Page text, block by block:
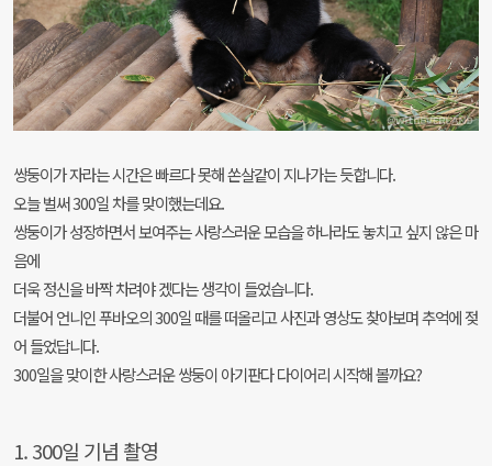
쌍둥이가 자라는 시간은 빠르다 못해 쏜살같이 지나가는 듯합니다.
오늘 벌써 300일 차를 맞이했는데요.
쌍둥이가 성장하면서 보여주는 사랑스러운 모습을 하나라도 놓치고 싶지 않은 마
음에
더욱 정신을 바짝 차려야 겠다는 생각이 들었습니다.
더불어 언니인 푸바오의 300일 때를 떠올리고 사진과 영상도 찾아보며 추억에 젖
어 들었답니다.
300일을 맞이한 사랑스러운 쌍둥이 아기판다 다이어리 시작해 볼까요?
1. 300일 기념 촬영